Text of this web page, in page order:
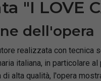
"I LOVE
dell'opera
realizzata con tecnica
italiana, in particolare
di alta qualità, l'opera